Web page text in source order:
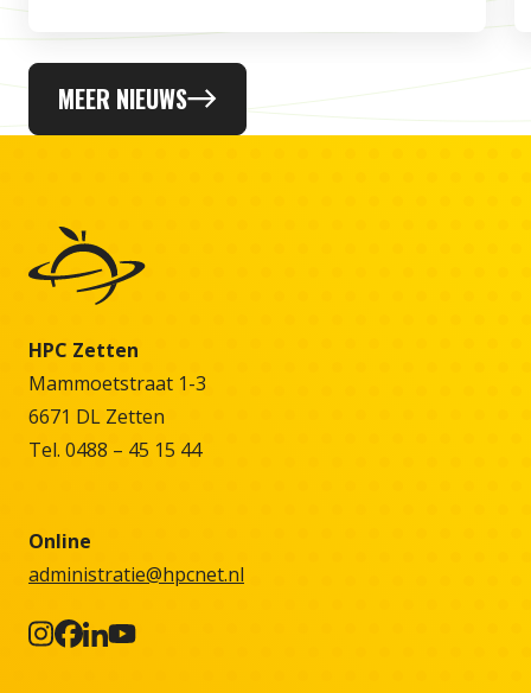
MEER NIEUWS
HPC Zetten
Mammoetstraat 1-3
6671 DL Zetten
Tel. 0488 – 45 15 44
Online
administratie@hpcnet.nl